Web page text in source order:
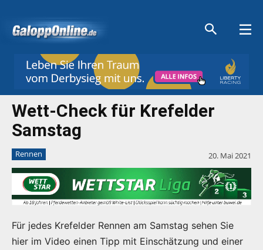
Wett-Check für Krefelder
Samstag
Rennen 20. Mai 2021
Für jedes Krefelder Rennen am Samstag sehen Sie
hier im Video einen Tipp mit Einschätzung und einer